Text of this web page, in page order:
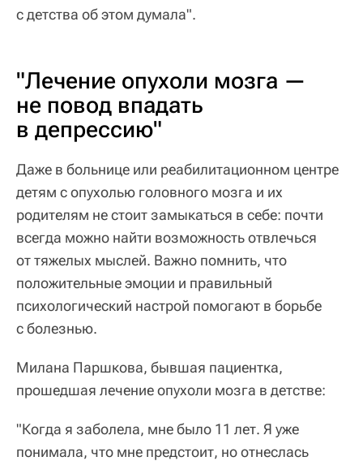
с детства об этом думала".
"Лечение опухоли мозга —
не повод впадать
в депрессию"
Даже в больнице или реабилитационном центре
детям с опухолью головного мозга и их
родителям не стоит замыкаться в себе: почти
всегда можно найти возможность отвлечься
от тяжелых мыслей. Важно помнить, что
положительные эмоции и правильный
психологический настрой помогают в борьбе
с болезнью.
Милана Паршкова, бывшая пациентка,
прошедшая лечение опухоли мозга в детстве:
"Когда я заболела, мне было 11 лет. Я уже
понимала, что мне предстоит, но отнеслась